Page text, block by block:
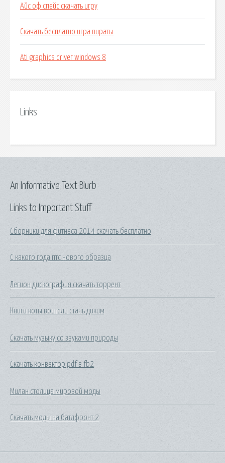
Айс оф спейс скачать игру
Скачать бесплатно игра пираты
Ati graphics driver windows 8
Links
Links to Important Stuff
Сборники для фитнеса 2014 скачать бесплатно
С какого года птс нового образца
Легион дискография скачать торрент
Книги коты воители стань диким
Скачать музыку со звуками природы
Скачать конвектор pdf в fb2
Милан столица мировой моды
Скачать моды на батлфронт 2
An Informative Text Blurb